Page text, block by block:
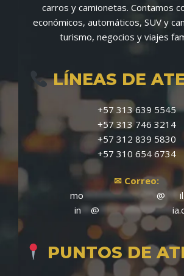
carros y camionetas. Contamos
económicos, automáticos, SUV y
turismo, negocios y viajes
LÍNEAS DE
‪+57 313 639 5545‬
‪+57 313 746 3214‬
‪+57 312 839 5830‬
‪+57 310 654 6734‬
✉ Correo:
mo *************** @ ***
in
@ ***************
PUNTOS DE